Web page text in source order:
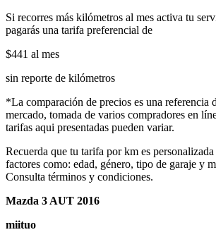
Si recorres más kilómetros al mes activa tu
pagarás una tarifa preferencial de
$441 al mes
sin reporte de kilómetros
*La comparación de precios es una referencia
mercado, tomada de varios compradores en
tarifas aqui presentadas pueden variar.
Recuerda que tu tarifa por km es
factores como: edad, género, tipo de garaje y
Consulta términos y condiciones.
Mazda 3 AUT 2016
miituo